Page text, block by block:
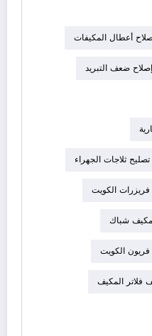
أعطال المكيفات
إصلاح ضعف التبريد
تصليح ثلاجات الجهراء
الكويت
شباك
فريون الكويت
فلاتر المكيف